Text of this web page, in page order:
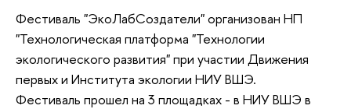
Фестиваль "ЭкоЛабСоздатели" организован НП
"Технологическая платформа "Технологии
экологического развития" при участии Движения
первых и Института экологии НИУ ВШЭ.
Фестиваль прошел на 3 площадках - в НИУ ВШЭ в